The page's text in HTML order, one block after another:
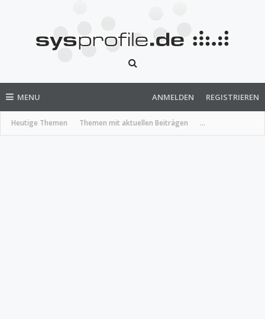
MENU
Heutige Themen Themen mit aktuellen Beiträgen ...
ANMELDEN REGISTRIEREN